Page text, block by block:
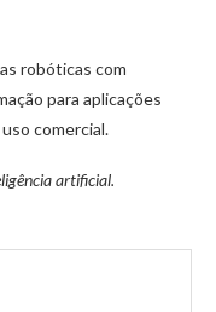
robóticas com
para aplicações
comercial.
artificial.